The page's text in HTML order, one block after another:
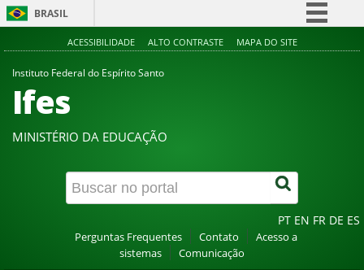
BRASIL
Simplifique!
Canais
ACESSIBILIDADE ALTO CONTRASTE MAPA DO SITE
Instituto Federal do Espírito Santo
Ifes
MINISTÉRIO DA EDUCAÇÃO
PT EN FR DE ES
Perguntas Frequentes Contato
Acesso a
sistemas
Comunicação